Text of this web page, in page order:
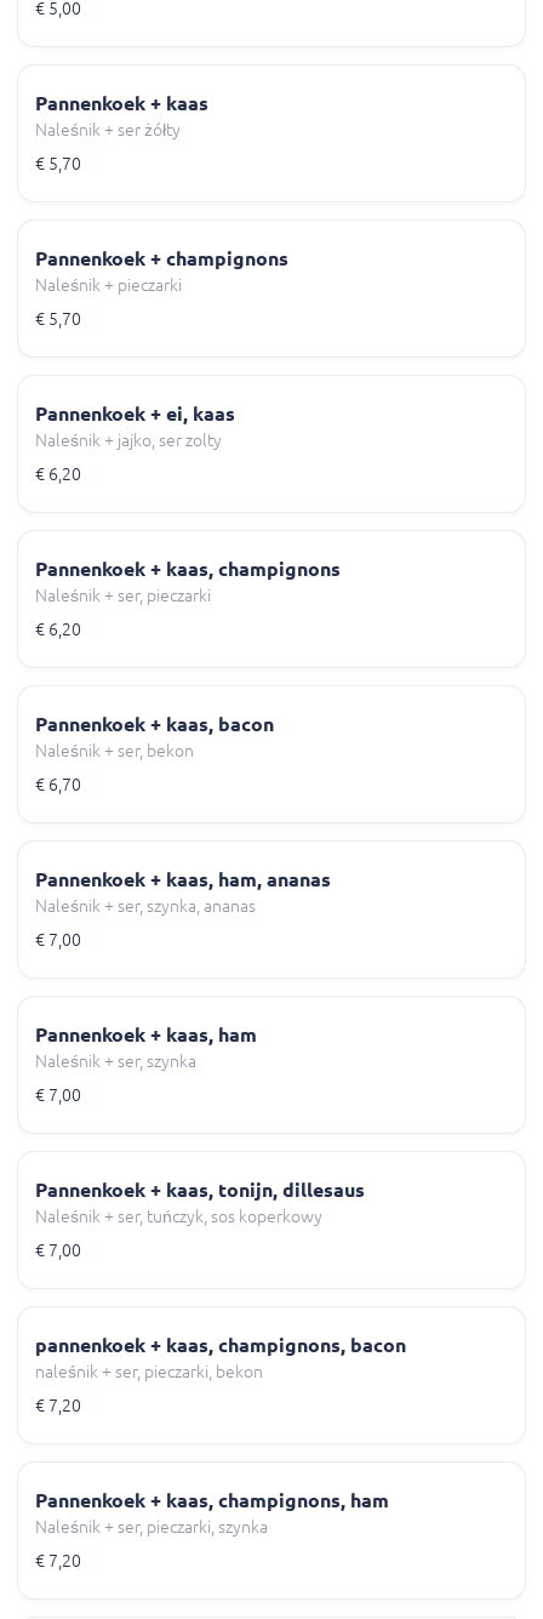
€ 5,00
Pannenkoek + kaas
Naleśnik + ser żółty
€ 5,70
Pannenkoek + champignons
Naleśnik + pieczarki
€ 5,70
Pannenkoek + ei, kaas
Naleśnik + jajko, ser zolty
€ 6,20
Pannenkoek + kaas, champignons
Naleśnik + ser, pieczarki
€ 6,20
Pannenkoek + kaas, bacon
Naleśnik + ser, bekon
€ 6,70
Pannenkoek + kaas, ham, ananas
Naleśnik + ser, szynka, ananas
€ 7,00
Pannenkoek + kaas, ham
Naleśnik + ser, szynka
€ 7,00
Pannenkoek + kaas, tonijn, dillesaus
Naleśnik + ser, tuńczyk, sos koperkowy
€ 7,00
pannenkoek + kaas, champignons, bacon
naleśnik + ser, pieczarki, bekon
€ 7,20
Pannenkoek + kaas, champignons, ham
Naleśnik + ser, pieczarki, szynka
€ 7,20